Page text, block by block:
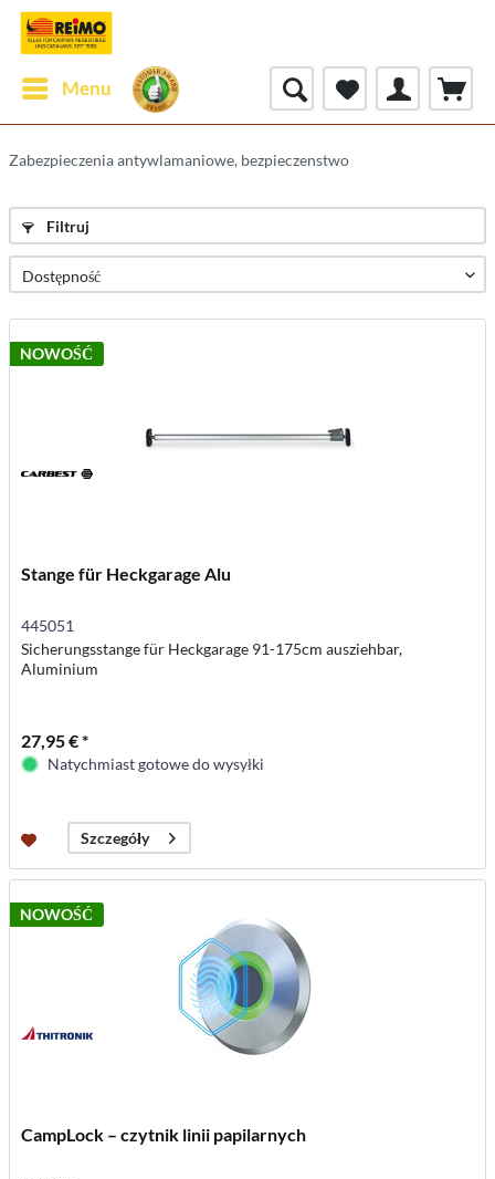
Menu
Zabezpieczenia antywlamaniowe, bezpieczenstwo
Filtruj
NOWOŚĆ
Stange für Heckgarage Alu
445051
Sicherungsstange für Heckgarage 91-175cm ausziehbar,
Aluminium
27,95 € *
Natychmiast gotowe do wysyłki
Szczegóły
NOWOŚĆ
CampLock – czytnik linii papilarnych